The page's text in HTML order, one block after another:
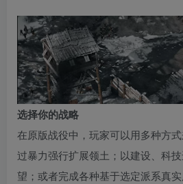
选择你的战略
在原版战役中，玩家可以用多种方
过暴力强行扩展领土；以建设、科
望；或者完成各种基于选定派系真